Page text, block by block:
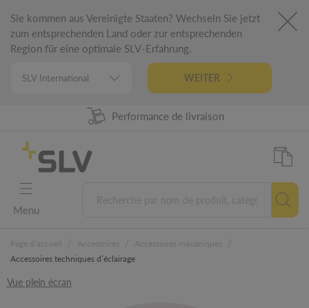
Sie kommen aus Vereinigte Staaten? Wechseln Sie jetzt
zum entsprechenden Land oder zur entsprechenden
Region für eine optimale SLV-Erfahrung.
WEITER
Disponibilité produit à 98%
Performance de livraison
Garantie 5 ans
Conception Allemande
Menu
Accessoires techniques d’éclairage
Vue plein écran